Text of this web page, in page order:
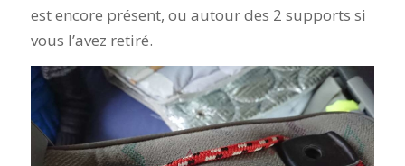
est encore présent, ou autour des 2 supports si
vous l’avez retiré.